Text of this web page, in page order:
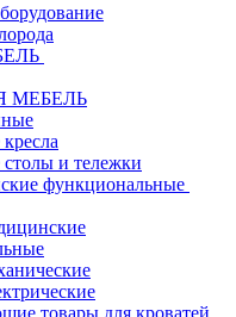
МЕБЕЛЬ
и тележки
функциональные
товары для кроватей